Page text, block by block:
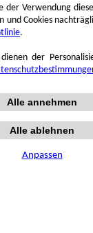
der Verwendung
Cookies
.
der
Alle annehmen
Alle ablehnen
Anpassen